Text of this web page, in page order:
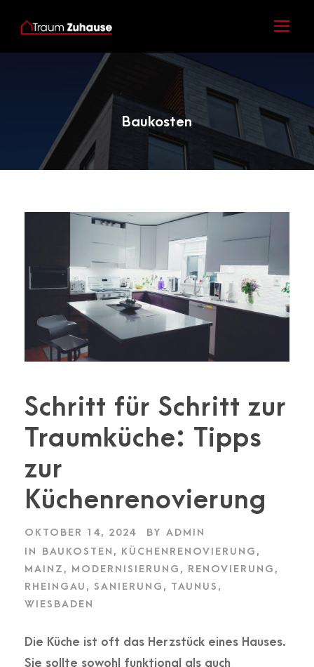
Category
Baukosten
Schritt für Schritt zur
Traumküche: Tipps
zur
Küchenrenovierung
OKTOBER 14, 2024 BY ADMIN
IN
BAUKOSTEN , KÜCHENRENOVIERUNG ,
MAINZ , MODERNISIERUNG , RENOVIERUNG ,
RHEINGAU , SANIERUNG , TAUNUS ,
WIESBADEN
Die Küche ist oft das Herzstück eines Hauses.
Sie sollte sowohl funktional als auch